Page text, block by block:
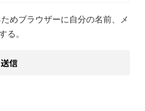
めブラウザーに自分の名前、メ
る。